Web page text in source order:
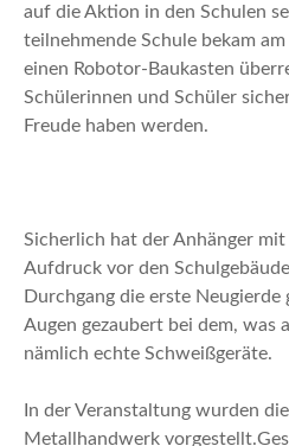
auf die Aktion in den Schulen
teilnehmende Schule bekam
einen Robotor-Baukasten
Schülerinnen und Schüler
Freude haben werden.
Sicherlich hat der Anhänger
Aufdruck vor den
Durchgang die erste
Augen gezaubert bei dem, was
nämlich echte Schweißgeräte.
In der Veranstal­tung wurden
Metallhandwerk